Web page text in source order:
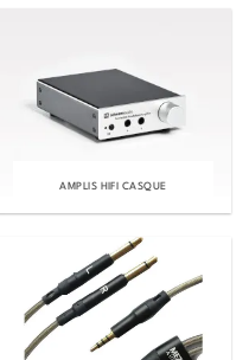
AMPLIS HIFI CASQUE